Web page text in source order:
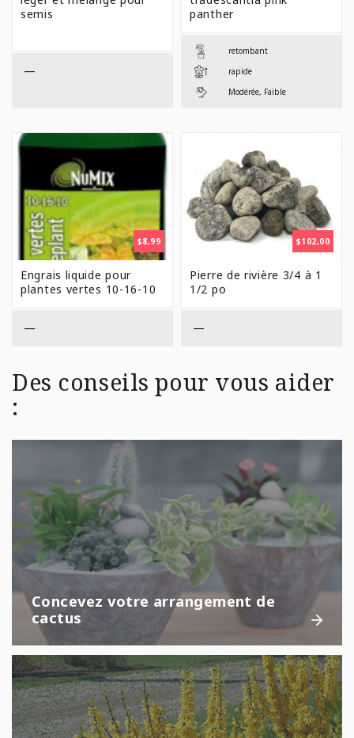
semis
—
panther
retombant
rapide
Modérée, Faible
$8,99
Engrais liquide pour
plantes vertes 10-16-10
—
$102,00
Pierre de rivière 3/4 à 1
1/2 po
—
Des conseils pour vous aider
:
Concevez votre arrangement de
cactus